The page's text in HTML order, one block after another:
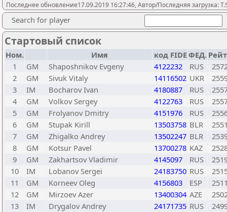
Последнее обновление17.09.2019 16:27:46, Автор/Последняя загрузка:
Search for player
Стартовый список
Ном. Имя код FIDEФЕД.
1
GM Shaposhnikov Evgeny 4122232 RUS
2
GM Sivuk Vitaly 14116502 UKR
3
IM Bocharov Ivan 4180887 RUS
4
GM Volkov Sergey 4122763 RUS
5
GM Frolyanov Dmitry 4151976 RUS
6
GM Stupak Kirill 13503758 BLR
7
GM Zhigalko Andrey 13502247 BLR
8
GM Kotsur Pavel 13700278 KAZ
9
GM Zakhartsov Vladimir 4145097 RUS
10
IM Lobanov Sergei 24183750 RUS
11
GM Korneev Oleg 4156803 ESP
12
GM Mirzoev Azer 13400304 AZE
13
IM Drygalov Andrey 24171735 RUS